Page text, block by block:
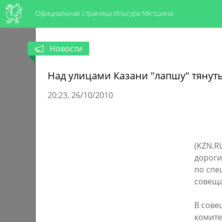
Официальная страница Ильсура Метшина
Новости
Над улицами Казани "лапшу"
20:23 26/10/2010
по
В